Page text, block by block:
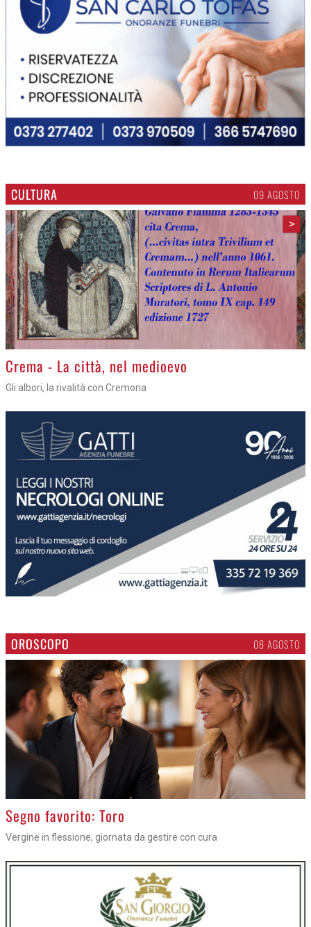
CULTURA 09 AGOSTO
>
Crema - La città, nel medioevo
Gli albori, la rivalità con Cremona
OROSCOPO 08 AGOSTO
>
Segno favorito: Toro
Vergine in flessione, giornata da gestire con cura